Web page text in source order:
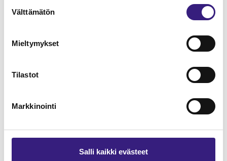
valinta
Välttämätön
Mieltymykset
Tilastot
Markkinointi
Salli kaikki evästeet
TILAA TÄSTÄ